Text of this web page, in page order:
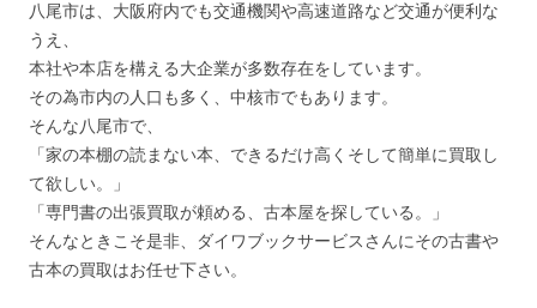
八尾市は、大阪府内でも交通機関や高速道路など交通が便利な
うえ、
本社や本店を構える大企業が多数存在をしています。
その為市内の人口も多く、中核市でもあります。
そんな八尾市で、
「家の本棚の読まない本、できるだけ高くそして簡単に買取し
て欲しい。」
「専門書の出張買取が頼める、古本屋を探している。」
そんなときこそ是非、ダイワブックサービスさんにその古書や
古本の買取はお任せ下さい。